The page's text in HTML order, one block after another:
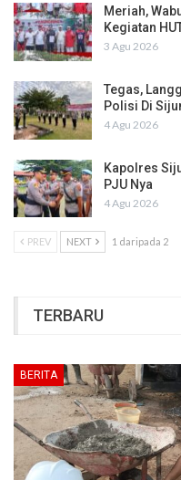
Meriah,
Kegiatan
3 Agu 2026
Tegas,
Polisi Di
4 Agu 2026
Kapolres
PJU Nya
4 Agu 2026
PREV NEXT 1 daripada 2
TERBARU
BERITA